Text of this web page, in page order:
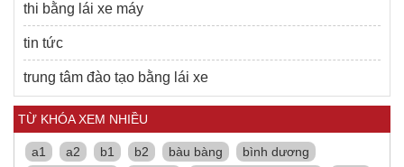
thi bằng lái xe máy
tin tức
trung tâm đào tạo bằng lái xe
TỪ KHÓA XEM NHIỀU
a1 a2 b1 b2 bàu bàng
bình dương